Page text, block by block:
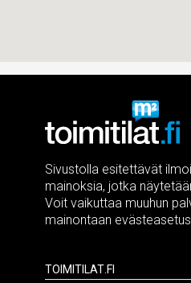
Sivustolla esitettävät
mainoksia, jotka
Voit vaikuttaa muuhun
mainontaan
Toimitilat.fi